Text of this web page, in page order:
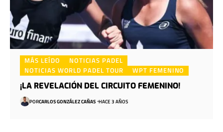
MÁS LEÍDO
NOTICIAS PADEL
NOTICIAS WORLD PADEL TOUR
WPT FEMENINO
¡LA REVELACIÓN DEL CIRCUITO FEMENINO!
PORCARLOS GONZÁLEZ CAÑAS HACE 3 AÑOS